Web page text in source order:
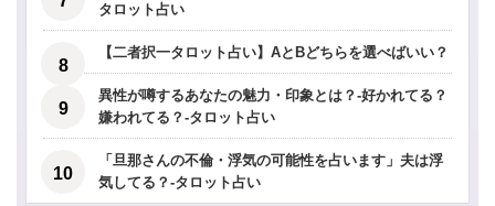
タロット占い
【二者択一タロット占い】AとBどちらを選べばいい？
異性が噂するあなたの魅力・印象とは？-好かれてる？
嫌われてる？-タロット占い
「旦那さんの不倫・浮気の可能性を占います」夫は浮
気してる？-タロット占い